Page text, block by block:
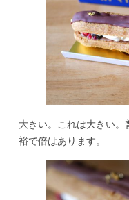
大きい。これは大きい
裕で倍はあります。